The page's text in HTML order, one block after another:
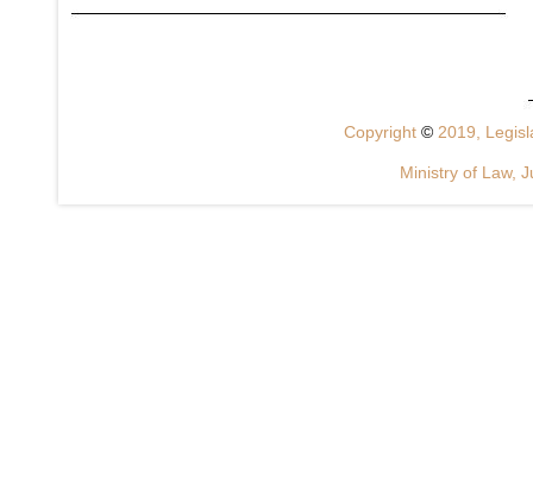
Copyright © 2019,
Ministry of Law,